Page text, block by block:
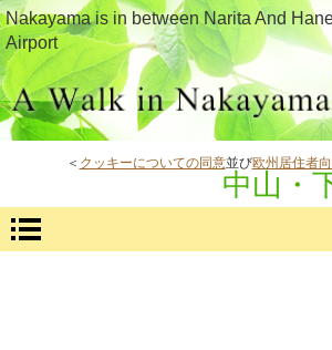
Nakayama is in between Narita And
Airport
＜ クッキーについての同意並び欧州居住者
中山・